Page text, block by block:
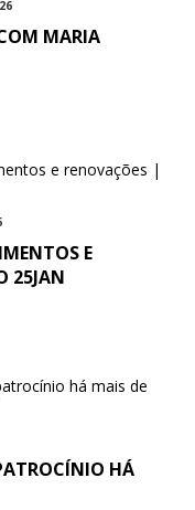
MARIA
E
25JAN
HÁ